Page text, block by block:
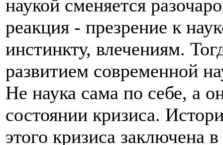
наукой сменяется
реакция - презрение к
инстинкту, влечениям.
развитием современной
Не наука сама по себе, а
состоянии кризиса.
этого кризиса заключена